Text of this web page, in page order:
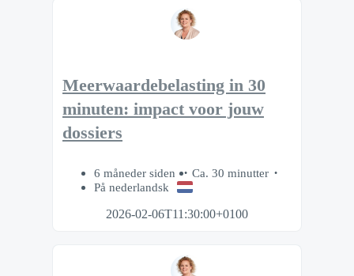
Meerwaardebelasting in 30
minuten: impact voor jouw
dossiers
6 måneder siden
Ca. 30 minutter
På nederlandsk
2026-02-06T11:30:00+0100